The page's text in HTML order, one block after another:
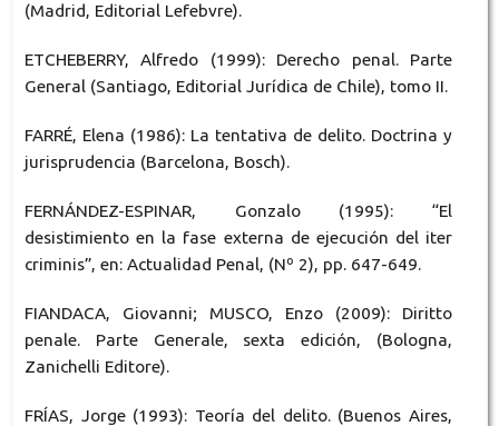
(Madrid, Editorial Lefebvre).
ETCHEBERRY, Alfredo (1999): Derecho penal. Parte
General (Santiago, Editorial Jurídica de Chile), tomo II.
FARRÉ, Elena (1986): La tentativa de delito. Doctrina y
jurisprudencia (Barcelona, Bosch).
FERNÁNDEZ-ESPINAR, Gonzalo (1995): “El
desistimiento en la fase externa de ejecución del iter
criminis”, en: Actualidad Penal, (Nº 2), pp. 647-649.
FIANDACA, Giovanni; MUSCO, Enzo (2009): Diritto
penale. Parte Generale, sexta edición, (Bologna,
Zanichelli Editore).
FRÍAS, Jorge (1993): Teoría del delito. (Buenos Aires,